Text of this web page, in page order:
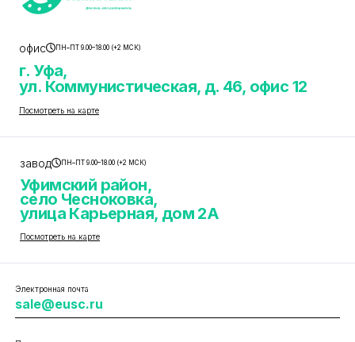
офис ПН–ПТ 9.00–18.00 (+2 МСК)
г. Уфа,
ул. Коммунистическая, д. 46, офис 12
Посмотреть на карте
завод ПН–ПТ 9.00–18.00 (+2 МСК)
Уфимский район,
село Чесноковка,
улица Карьерная, дом 2А
Посмотреть на карте
Электронная почта
sale@eusc.ru